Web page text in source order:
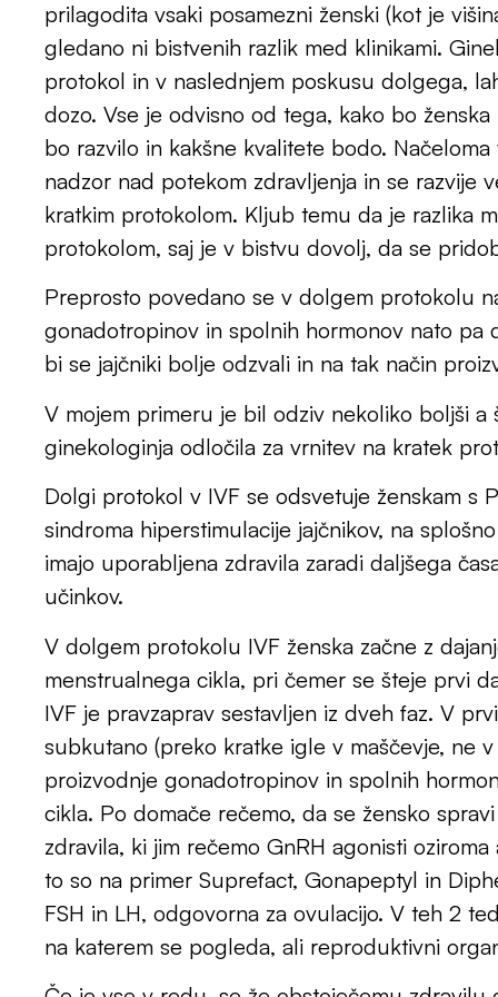
prilagodita vsaki posamezni ženski (kot je
gledano ni bistvenih razlik med klinikami.
protokol in v naslednjem poskusu dolgega,
dozo. Vse je odvisno od tega, kako bo
bo razvilo in kakšne kvalitete bodo.
nadzor nad potekom zdravljenja in se razvije
kratkim protokolom. Kljub temu da je razlika
protokolom, saj je v bistvu dovolj, da se
Preprosto povedano se v dolgem protokolu
gonadotropinov in spolnih hormonov nato pa
bi se jajčniki bolje odzvali in na tak način
V mojem primeru je bil odziv nekoliko boljši
ginekologinja odločila za vrnitev na kratek
Dolgi protokol v IVF se odsvetuje ženskam s
sindroma hiperstimulacije jajčnikov, na
imajo uporabljena zdravila zaradi daljšega
učinkov.
V dolgem protokolu IVF ženska začne z
menstrualnega cikla, pri čemer se šteje prvi
IVF je pravzaprav sestavljen iz dveh faz. V
subkutano (preko kratke igle v maščevje, ne
proizvodnje gonadotropinov in spolnih
cikla. Po domače rečemo, da se žensko
zdravila, ki jim rečemo GnRH agonisti
to so na primer Suprefact, Gonapeptyl in
FSH in LH, odgovorna za ovulacijo. V teh 2
na katerem se pogleda, ali reproduktivni